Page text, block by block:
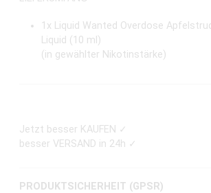
1x Liquid Wanted Overdose
Liquid (10 ml)
(in gewählter Nikotinstärke)
Jetzt besser KAUFEN ✓
besser VERSAND in 24h ✓
PRODUKTSICHERHEIT (GPSR)